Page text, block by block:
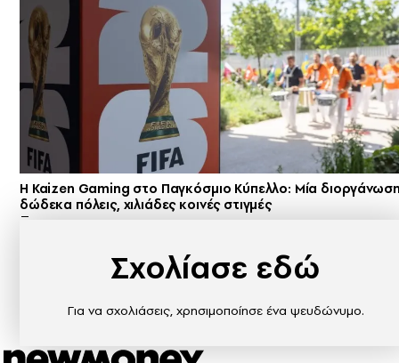
H Kaizen Gaming στο Παγκόσμιο Kύπελλο: Μία
δώδεκα πόλεις, χιλιάδες κοινές στιγμές
Σχολίασε εδώ
Για να σχολιάσεις, χρησιμοποίησε ένα ψευδώνυμο.